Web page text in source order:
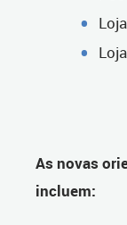
As novas
incluem: